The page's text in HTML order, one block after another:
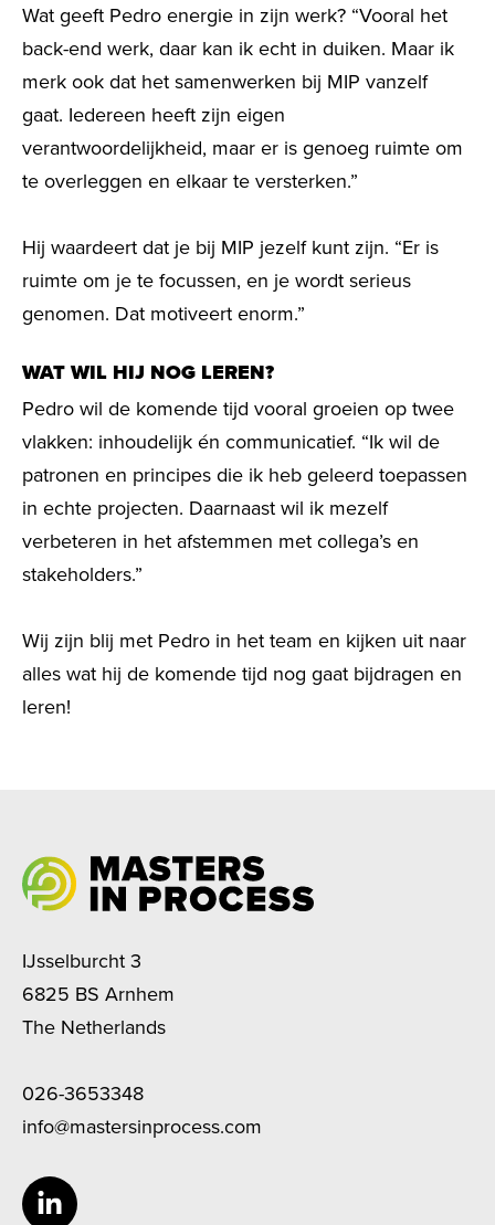
Wat geeft Pedro energie in zijn werk? “Vooral het
back-end werk, daar kan ik echt in duiken. Maar ik
merk ook dat het samenwerken bij MIP vanzelf
gaat. Iedereen heeft zijn eigen
verantwoordelijkheid, maar er is genoeg ruimte om
te overleggen en elkaar te versterken.”
Hij waardeert dat je bij MIP jezelf kunt zijn. “Er is
ruimte om je te focussen, en je wordt serieus
genomen. Dat motiveert enorm.”
WAT WIL HIJ NOG LEREN?
Pedro wil de komende tijd vooral groeien op twee
vlakken: inhoudelijk én communicatief. “Ik wil de
patronen en principes die ik heb geleerd toepassen
in echte projecten. Daarnaast wil ik mezelf
verbeteren in het afstemmen met collega’s en
stakeholders.”
Wij zijn blij met Pedro in het team en kijken uit naar
alles wat hij de komende tijd nog gaat bijdragen en
leren!
IJsselburcht 3
6825 BS Arnhem
The Netherlands
026-3653348
info@mastersinprocess.com